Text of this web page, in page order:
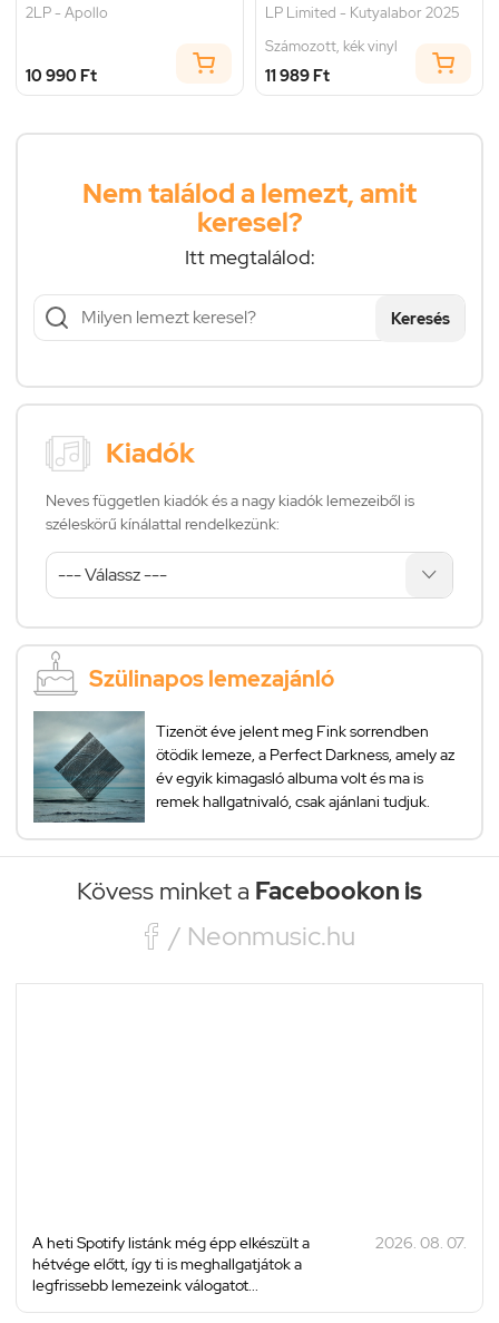
2LP - Apollo
10 990 Ft
LP Limited - Kutyalabor 2025
Számozott, kék vinyl
11 989 Ft
Nem találod a lemezt, amit
keresel?
Itt megtalálod:
Keresés
Kiadók
Neves független kiadók és a nagy kiadók lemezeiből is
széleskörű kínálattal rendelkezünk:
Szülinapos lemezajánló
Tizenöt éve jelent meg Fink sorrendben
ötödik lemeze, a Perfect Darkness, amely az
év egyik kimagasló albuma volt és ma is
remek hallgatnivaló, csak ajánlani tudjuk.
Kövess minket a Facebookon is
 / Neonmusic.hu
A heti Spotify listánk még épp elkészült a
hétvége előtt, így ti is meghallgatjátok a
legfrissebb lemezeink válogatot...
2026. 08. 07.